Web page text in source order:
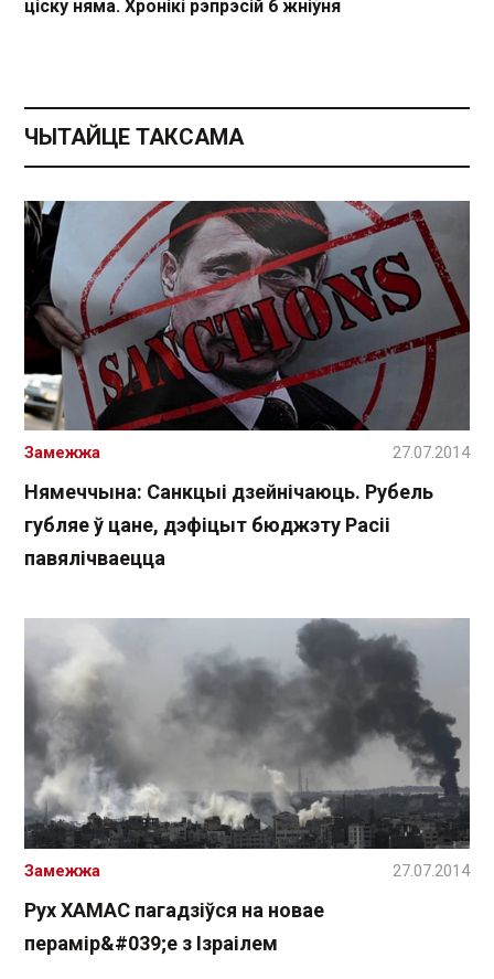
ціску няма. Хронікі рэпрэсій 6 жніўня
ЧЫТАЙЦЕ ТАКСАМА
Нямеччына: Санкцыі дзейнічаюць. Рубель
губляе ў цане, дэфіцыт бюджэту Расіі
павялічваецца
Замежжа 27.07.2014
Рух ХАМАС пагадзіўся на новае
перамір&#039;е з Ізраілем
Замежжа 27.07.2014